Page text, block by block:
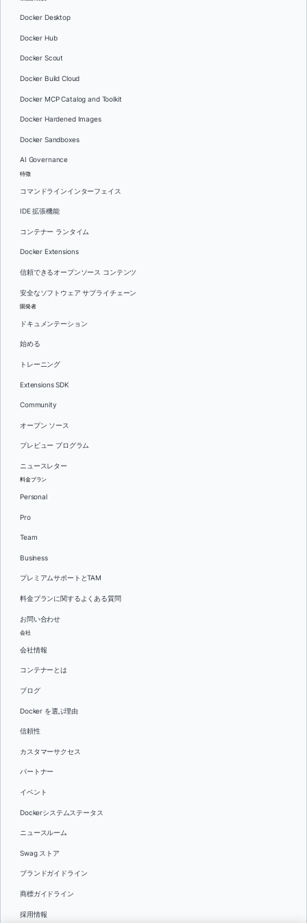
Docker Desktop
Docker Hub
Docker Scout
Docker Build Cloud
Docker MCP Catalog and Toolkit
Docker Hardened Images
Docker Sandboxes
AI Governance
特徴
コマンドラインインターフェイス
IDE 拡張機能
コンテナー ランタイム
Docker Extensions
信頼できるオープンソース コンテンツ
安全なソフトウェア サプライチェーン
開発者
ドキュメンテーション
始める
トレーニング
Extensions SDK
Community
オープン ソース
プレビュー プログラム
ニュースレター
料金プラン
Personal
Pro
Team
Business
プレミアムサポートとTAM
料金プランに関するよくある質問
お問い合わせ
会社
会社情報
コンテナーとは
ブログ
Docker を選ぶ理由
信頼性
カスタマーサクセス
パートナー
イベント
Dockerシステムステータス
ニュースルーム
Swag ストア
ブランドガイドライン
商標ガイドライン
採用情報